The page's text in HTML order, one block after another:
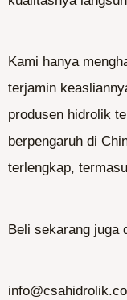
Kami hanya
terjamin
produsen hidrolik
berpengaruh di
terlengkap,
Beli sekarang juga